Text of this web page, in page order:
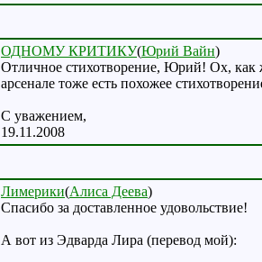
ОДНОМУ КРИТИКУ(Юрий Вайн)
Отличное стихотворение, Юрий! Ох, как
арсенале тоже есть похожее
С уважением,
19.11.2008
Лимерики(Алиса Деева)
Спасибо за доставленное удовольствие!
А вот из Эдварда Лира (перевод мой):